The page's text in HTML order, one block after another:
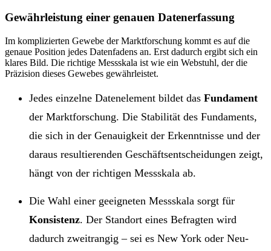
Gewährleistung einer genauen Datenerfassung
Im komplizierten Gewebe der Marktforschung kommt es auf die
genaue Position jedes Datenfadens an. Erst dadurch ergibt sich ein
klares Bild. Die richtige Messskala ist wie ein Webstuhl, der die
Präzision dieses Gewebes gewährleistet.
Jedes einzelne Datenelement bildet das Fundament
der Marktforschung. Die Stabilität des Fundaments,
die sich in der Genauigkeit der Erkenntnisse und der
daraus resultierenden Geschäftsentscheidungen zeigt,
hängt von der richtigen Messskala ab.
Die Wahl einer geeigneten Messskala sorgt für
Konsistenz. Der Standort eines Befragten wird
dadurch zweitrangig – sei es New York oder Neu-